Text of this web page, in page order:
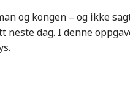
og kongen – og ikke
dag. I denne